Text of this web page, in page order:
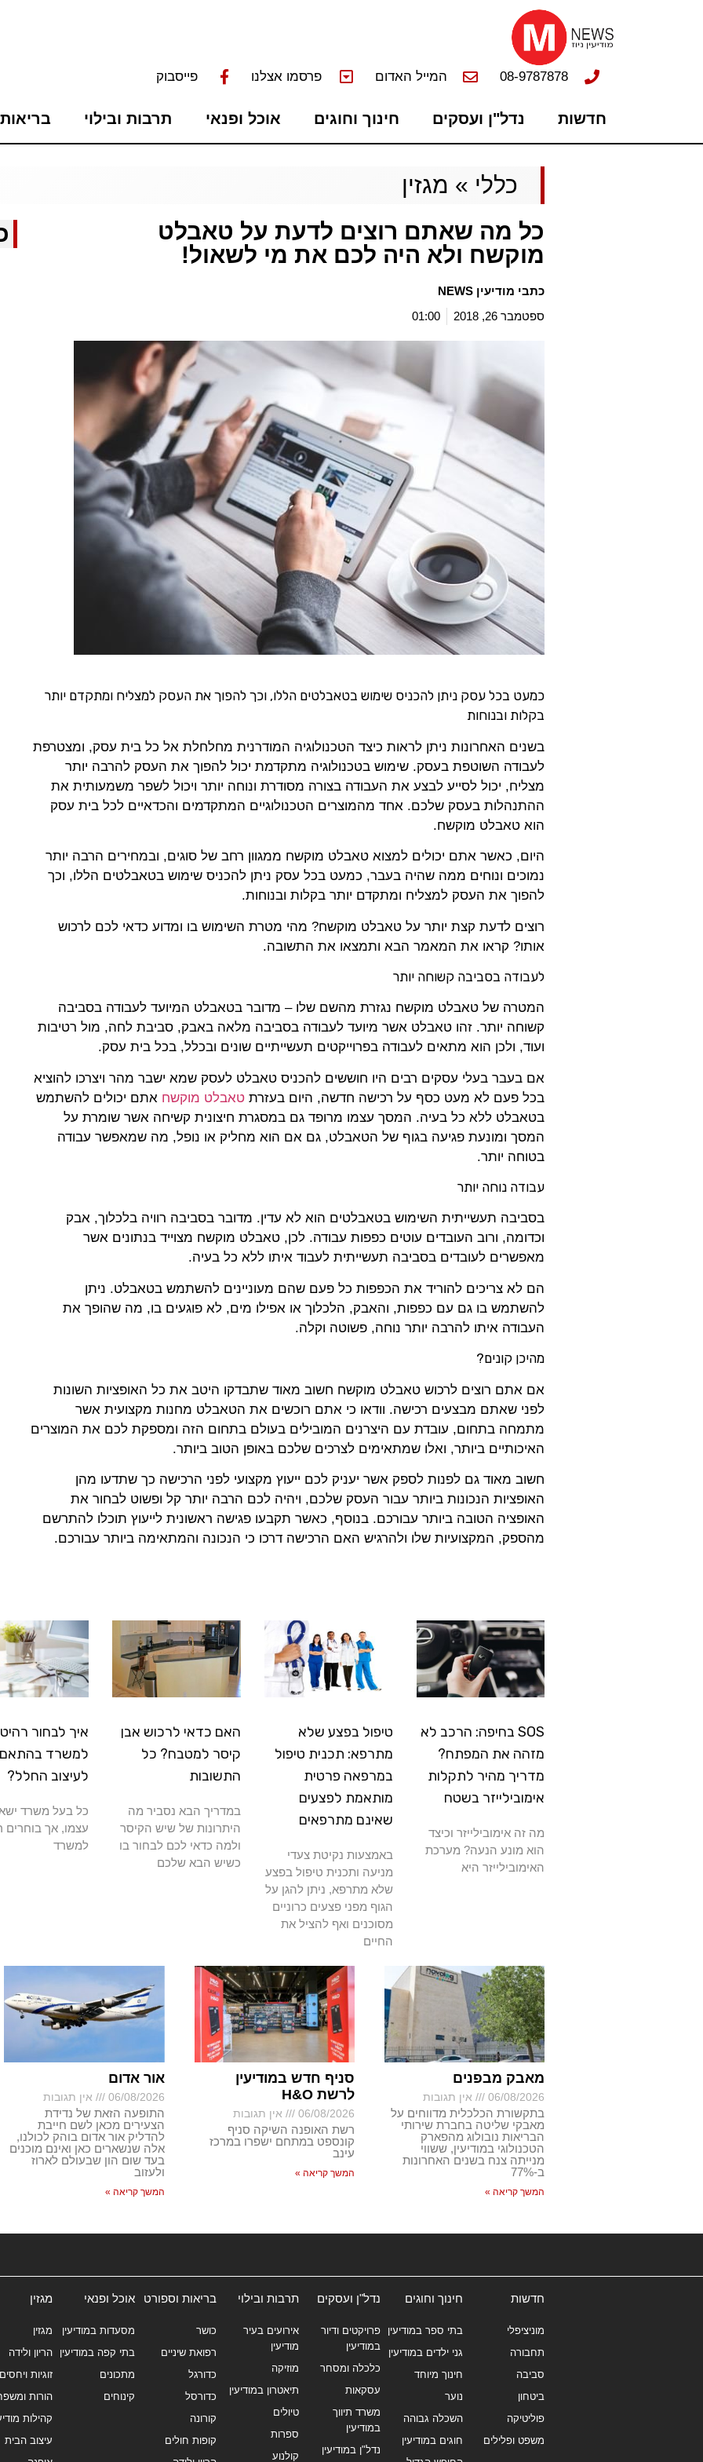
08-9787878 המייל האדום פרסמו אצלנו פייסבוק
חדשות נדל"ן ועסקים חינוך וחוגים אוכל ופנאי תרבות ובילוי
כללי » מגזין
כל מה שאתם רוצים לדעת על טאבלט
מוקשח ולא היה לכם את מי לשאול!
כתבי מודיעין NEWS
ספטמבר 26, 2018
01:00
כמעט בכל עסק ניתן להכניס שימוש בטאבלטים הללו, וכך להפוך את העסק למצליח ומתקדם יותר
בקלות ובנוחות
בשנים האחרונות ניתן לראות כיצד הטכנולוגיה המודרנית מחלחלת אל כל בית עסק, ומצטרפת
לעבודה השוטפת בעסק. שימוש בטכנולוגיה מתקדמת יכול להפוך את העסק להרבה יותר
מצליח, יכול לסייע לבצע את העבודה בצורה מסודרת ונוחה יותר ויכול לשפר משמעותית את
ההתנהלות בעסק שלכם. אחד מהמוצרים הטכנולוגיים המתקדמים והכדאיים לכל בית עסק
הוא טאבלט מוקשח.
היום, כאשר אתם יכולים למצוא טאבלט מוקשח ממגוון רחב של סוגים, ובמחירים הרבה יותר
נמוכים ונוחים ממה שהיה בעבר, כמעט בכל עסק ניתן להכניס שימוש בטאבלטים הללו, וכך
להפוך את העסק למצליח ומתקדם יותר בקלות ובנוחות.
רוצים לדעת קצת יותר על טאבלט מוקשח? מהי מטרת השימוש בו ומדוע כדאי לכם לרכוש
אותו? קראו את המאמר הבא ותמצאו את התשובה.
לעבודה בסביבה קשוחה יותר
המטרה של טאבלט מוקשח נגזרת מהשם שלו – מדובר בטאבלט המיועד לעבודה בסביבה
קשוחה יותר. זהו טאבלט אשר מיועד לעבודה בסביבה מלאה באבק, סביבת לחה, מול רטיבות
ועוד, ולכן הוא מתאים לעבודה בפרוייקטים תעשייתיים שונים ובכלל, בכל בית עסק.
אם בעבר בעלי עסקים רבים היו חוששים להכניס טאבלט לעסק שמא ישבר מהר ויצרכו להוציא
בכל פעם לא מעט כסף על רכישה חדשה, היום בעזרת טאבלט מוקשח אתם יכולים להשתמש
בטאבלט ללא כל בעיה. המסך עצמו מרופד גם במסגרת חיצונית קשיחה אשר שומרת על
המסך ומונעת פגיעה בגוף של הטאבלט, גם אם הוא מחליק או נופל, מה שמאפשר עבודה
בטוחה יותר.
עבודה נוחה יותר
בסביבה תעשייתית השימוש בטאבלטים הוא לא עדין. מדובר בסביבה רוויה בלכלוך, אבק
וכדומה, ורוב העובדים עוטים כפפות עבודה. לכן, טאבלט מוקשח מצוייד בנתונים אשר
מאפשרים לעובדים בסביבה תעשייתית לעבוד איתו ללא כל בעיה.
הם לא צריכים להוריד את הכפפות כל פעם שהם מעוניינים להשתמש בטאבלט. ניתן
להשתמש בו גם עם כפפות, והאבק, הלכלוך או אפילו מים, לא פוגעים בו, מה שהופך את
העבודה איתו להרבה יותר נוחה, פשוטה וקלה.
מהיכן קונים?
אם אתם רוצים לרכוש טאבלט מוקשח חשוב מאוד שתבדקו היטב את כל האופציות השונות
לפני שאתם מבצעים רכישה. וודאו כי אתם רוכשים את הטאבלט מחנות מקצועית אשר
מתמחה בתחום, עובדת עם היצרנים המובילים בעולם בתחום הזה ומספקת לכם את המוצרים
האיכותיים ביותר, ואלו שמתאימים לצרכים שלכם באופן הטוב ביותר.
חשוב מאוד גם לפנות לספק אשר יעניק לכם ייעוץ מקצועי לפני הרכישה כך שתדעו מהן
האופציות הנכונות ביותר עבור העסק שלכם, ויהיה לכם הרבה יותר קל ופשוט לבחור את
האופציה הטובה ביותר עבורכם. בנוסף, כאשר תקבעו פגישה ראשונית לייעוץ תוכלו להתרשם
מהספק, המקצועיות שלו ולהרגיש האם הרכישה דרכו כי הנכונה והמתאימה ביותר עבורכם.
SOS בחיפה: הרכב לא
מזהה את המפתח?
מדריך מהיר לתקלות
אימובילייזר בשטח
מה זה אימובילייזר וכיצד
הוא מונע הנעה? מערכת
האימובילייזר היא
טיפול בפצע שלא
מתרפא: תכנית טיפול
במרפאה פרטית
מותאמת לפצעים
שאינם מתרפאים
באמצעות נקיטת צעדי
מניעה ותכנית טיפול בפצע
שלא מתרפא, ניתן להגן על
הגוף מפני פצעים כרוניים
מסוכנים ואף להציל את
החיים
האם כדאי לרכוש אבן
קיסר למטבח? כל
התשובות
במדריך הבא נסביר מה
היתרונות של שיש הקיסר
ולמה כדאי לכם לבחור בו
כשיש הבא שלכם
איך לבחור
למשרד
לעיצוב החלל?
כל בעל משרד
עצמו, אך בוחרים
למשרד
מאבק מבפנים
06/08/2026 אין תגובות
בתקשורת הכלכלית מדווחים על
מאבקי שליטה בחברת שירותי
הבריאות נובולוג מהפארק
הטכנולוגי במודיעין, ששווי
מנייתה צנח בשנים האחרונות
ב-77%
המשך קריאה »
סניף חדש במודיעין
לרשת H&O
06/08/2026 אין תגובות
רשת האופנה השיקה סניף
קונספט במתחם ישפרו במרכז
עינב
המשך קריאה »
אור אדום
06/08/2026 אין תגובות
התופעה הזאת של נדידת
הצעירים מכאן לשם חייבת
להדליק אור אדום בוהק לכולנו,
אלה שנשארים כאן ואינם מוכנים
בעד שום הון שבעולם לארוז
ולעזוב
המשך קריאה »
חדשות
מוניציפלי
תחבורה
סביבה
ביטחון
פוליטיקה
משפט ופלילים
חינוך וחוגים
בתי ספר במודיעין
גני ילדים במודיעין
חינוך מיוחד
נוער
השכלה גבוהה
חוגים במודיעין
נדל"ן ועסקים
פרויקטים ודיור
במודיעין
כלכלה ומסחר
עסקאות
משרד תיווך
במודיעין
נדל"ן במודיעין
תרבות ובילוי
אירועים בעיר
מודיעין
מוזיקה
תיאטרון במודיעין
טיולים
ספרות
קולנוע
בריאות וספורט
כושר
רפואת שיניים
כדורגל
כדורסל
קורונה
קופות חולים
אוכל ופנאי
מסעדות במודיעין
בתי קפה במודיעין
מתכונים
קינוחים
מגזין
מגזין
הריון ולידה
זוגיות ויחסים
הורות
קהילות
עיצוב הבית